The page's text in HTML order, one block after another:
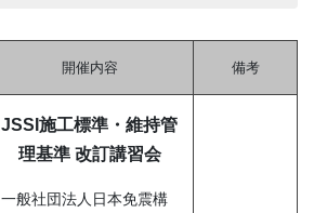
開催内容 備考
JSSI施工標準・維持管
理基準 改訂講習会
一般社団法人日本免震構